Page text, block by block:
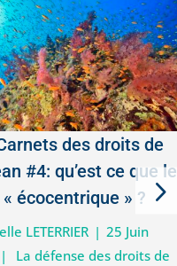
des droits de
#4: qu’est ce que le
écocentrique » ?
LETERRIER | 25 Juin
|
La défense des droits de